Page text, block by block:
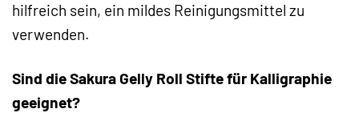
hilfreich sein, ein mildes Reinigungsmittel zu
verwenden.
Sind die Sakura Gelly Roll Stifte für Kalligraphie
geeignet?